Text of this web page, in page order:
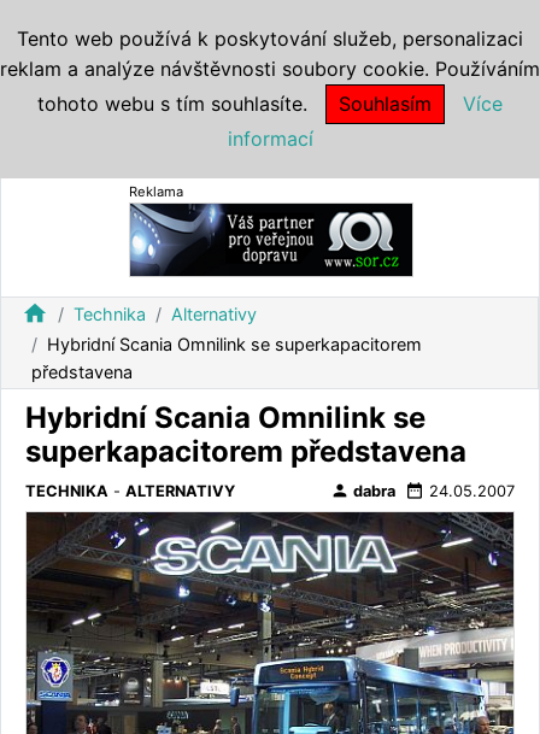
Reklama
home Technika
Alternativy
Hybridní Scania Omnilink se superkapacitorem
představena
Hybridní Scania Omnilink se
superkapacitorem představena
TECHNIKA - ALTERNATIVY person dabra date_range 24.05.2007
Tento web používá k poskytování služeb, personalizaci
reklam a analýze návštěvnosti soubory cookie. Používáním
tohoto webu s tím souhlasíte.
Souhlasím
Více
informací